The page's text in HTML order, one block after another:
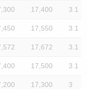
17,400 3.1
17,550 3.1
17,672 3.1
17,500 3.1
17,300 3